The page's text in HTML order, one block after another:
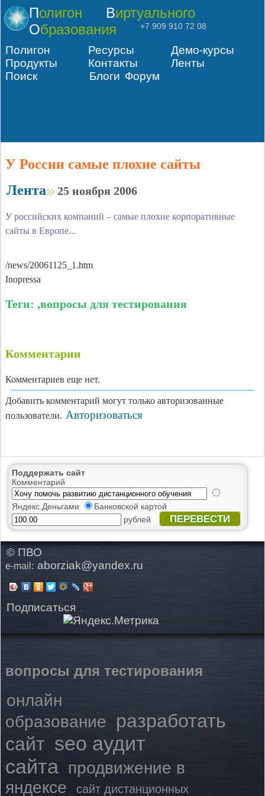
Полигон
Виртуального
Образования
+7 909 910 72 08
Полигон Ресурсы
Демо-курсы
Продукты
Контакты
Ленты
Поиск
Блоги Форум
У России самые плохие сайты
Лента
25 ноября 2006
У российских компаний – самые плохие корпоративные
сайты в Европе...
/news/20061125_1.htm
Inopressa
Теги: ,вопросы для тестирования
Комментарии
Комментариев еще нет.
Добавить комментарий могут только авторизованные
пользователи. Авторизоваться
Поддержать сайт
Комментарий
Яндекс.Деньгами
Банковской картой
рублей
ПЕРЕВЕСТИ
© ПВО
e-mail: aborziak@yandex.ru
Подписаться
вопросы для тестирования
онлайн
образование
разработать
сайт seo аудит
сайта продвижение в
яндексе
сайт дистанционных